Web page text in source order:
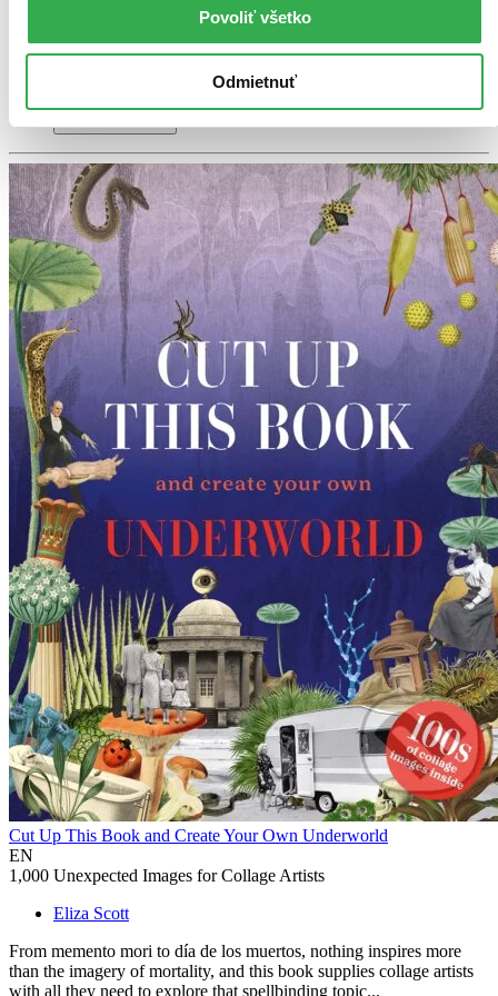
Povoliť všetko
Odmietnuť
Tento produkt je na objednávku a jeho dodanie môže trvať aj
viac ako 30 dní. Urobíme však všetko pre to, aby sme vašu
objednávku odoslali čo najskôr a o jej ceste vás budeme včas
Vložiť do košíka
Cut Up This Book and Create Your Own Underworld
EN
1,000 Unexpected Images for Collage Artists
Eliza Scott
From memento mori to día de los muertos, nothing inspires more
than the imagery of mortality, and this book supplies collage artists
with all they need to explore that spellbinding topic...